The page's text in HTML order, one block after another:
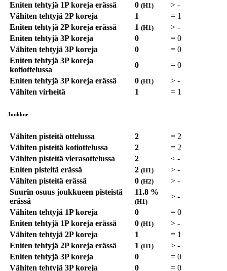
Eniten tehtyjä 1P koreja erässä
0 (H1) > -
Vähiten tehtyjä 2P koreja
1 = 1
Eniten tehtyjä 2P koreja erässä
1 (H1) > -
Eniten tehtyjä 3P koreja
0 = 0
Vähiten tehtyjä 3P koreja
0 = 0
Eniten tehtyjä 3P koreja
kotiottelussa
0 = 0
Eniten tehtyjä 3P koreja erässä
0 (H1) > -
Vähiten virheitä
1 = 1
Joukkue
Vähiten pisteitä ottelussa 2 = 2
Vähiten pisteitä kotiottelussa
2 = 2
Vähiten pisteitä vierasottelussa
2 < -
Eniten pisteitä erässä
2 (H1) > -
Vähiten pisteitä erässä
0 (H2) > -
Suurin osuus joukkueen pisteistä
erässä
11.8 %
(H1)
> -
Vähiten tehtyjä 1P koreja
0 = 0
Eniten tehtyjä 1P koreja erässä
0 (H1) > -
Vähiten tehtyjä 2P koreja
1 = 1
Eniten tehtyjä 2P koreja erässä
1 (H1) > -
Eniten tehtyjä 3P koreja
0 = 0
Vähiten tehtyjä 3P koreja
0 = 0